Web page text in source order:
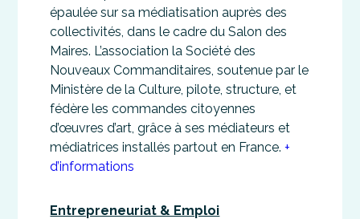
épaulée sur sa médiatisation auprès des
collectivités, dans le cadre du Salon des
Maires. L’association la Société des
Nouveaux Commanditaires, soutenue par le
Ministère de la Culture, pilote, structure, et
fédère les commandes citoyennes
d’œuvres d’art, grâce à ses médiateurs et
médiatrices installés partout en France.+
d’informations
Entrepreneuriat & Emploi